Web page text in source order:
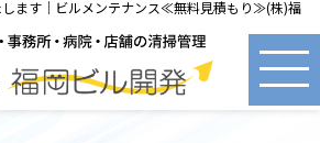
します｜ビルメンテナンス≪無料見積もり≫(株)福